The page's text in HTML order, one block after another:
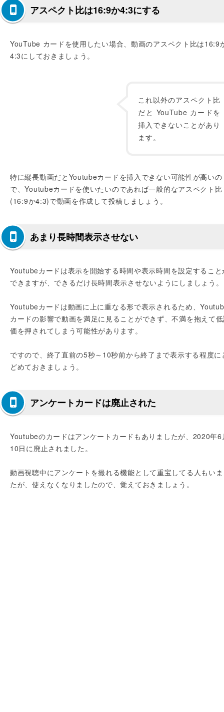
アスペクト比は16:9か4:3にする
YouTube カードを使用したい場合、動画のアスペクト比は16:9
4:3にしておきましょう。
これ以外のアスペクト比
だと YouTube カードを
挿入できないことがあり
ます。
特に縦長動画だとYoutubeカードを挿入できない可能性が高いの
で、Youtubeカードを使いたいのであれば一般的なアスペクト比
(16:9か4:3)で動画を作成して投稿しましょう。
あまり長時間表示させない
Youtubeカードは表示を開始する時間や表示時間を設定すること
できますが、できるだけ長時間表示させないようにしましょう。
Youtubeカードは動画に上に重なる形で表示されるため、
カードの影響で動画を満足に見ることができず、不満を抱えて
価を押されてしまう可能性があります。
ですので、終了直前の5秒～10秒前から終了まで表示する程度に
どめておきましょう。
アンケートカードは廃止された
Youtubeのカードはアンケートカードもありましたが、2020年6
10日に廃止されました。
動画視聴中にアンケートを撮れる機能として重宝してる人もい
たが、使えなくなりましたので、覚えておきましょう。